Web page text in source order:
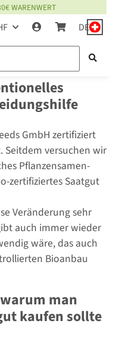
WARENWERT
DE
GmbH zertifiziert
Seitdem versuchen wir
Pflanzensamen-
zertifiziertes Saatgut
Veränderung sehr
auch immer wieder
wäre, das auch
Bioanbau
man
kaufen sollte